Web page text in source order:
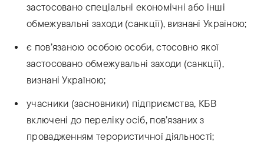
застосовано спеціальні економічні або інші
обмежувальні заходи (санкції), визнані Україною;
є пов’язаною особою особи, стосовно якої
застосовано обмежувальні заходи (санкції),
визнані Україною;
учасники (засновники) підприємства, КБВ
включені до переліку осіб, пов’язаних з
провадженням терористичної діяльності;